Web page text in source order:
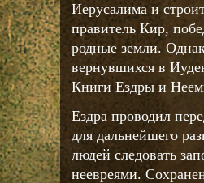
Иерусалима и
правитель Кир,
родные земли.
вернувшихся в
Книги Ездры и
Ездра проводил
для дальнейшего
людей следовать
неевреями.